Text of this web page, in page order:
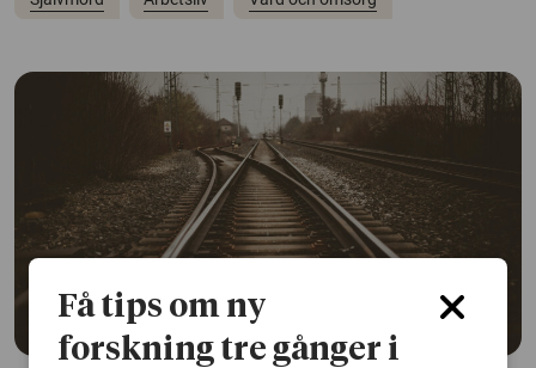
Få tips om ny
forskning tre gånger i